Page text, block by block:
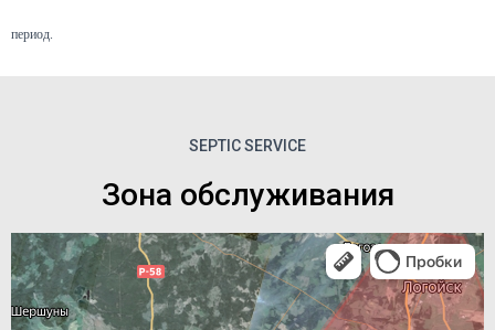
период.
SEPTIC SERVICE
Зона обслуживания